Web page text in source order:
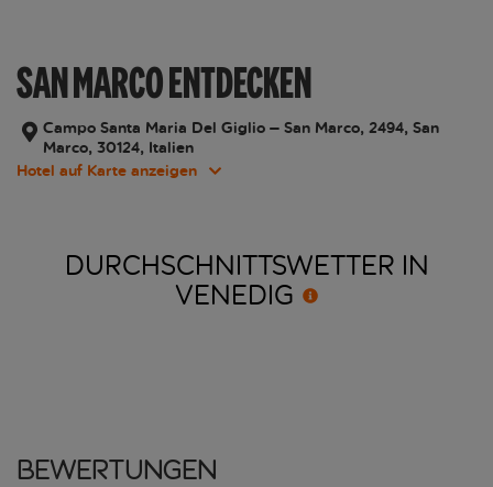
SAN MARCO ENTDECKEN
Campo Santa Maria Del Giglio – San Marco, 2494, San
Marco, 30124, Italien
Hotel auf Karte anzeigen
DURCHSCHNITTSWETTER IN
VENEDIG
Bewertungen